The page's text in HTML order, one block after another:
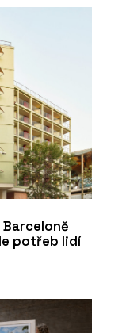
Barceloně
potřeb lidí